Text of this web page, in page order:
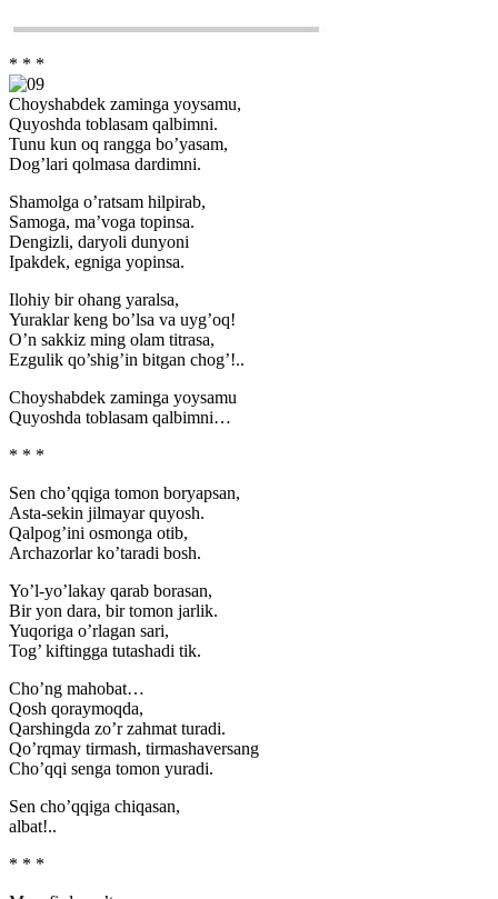
* * *
Choyshabdek zaminga yoysamu,
Quyoshda toblasam qalbimni.
Tunu kun oq rangga bo’yasam,
Dog’lari qolmasa dardimni.
Shamolga o’ratsam hilpirab,
Samoga, ma’voga topinsa.
Dengizli, daryoli dunyoni
Ipakdek, egniga yopinsa.
Ilohiy bir ohang yaralsa,
Yuraklar keng bo’lsa va uyg’oq!
O’n sakkiz ming olam titrasa,
Ezgulik qo’shig’in bitgan chog’!..
Choyshabdek zaminga yoysamu
Quyoshda toblasam qalbimni…
* * *
Sen cho’qqiga tomon boryapsan,
Asta-sekin jilmayar quyosh.
Qalpog’ini osmonga otib,
Archazorlar ko’taradi bosh.
Yo’l-yo’lakay qarab borasan,
Bir yon dara, bir tomon jarlik.
Yuqoriga o’rlagan sari,
Tog’ kiftingga tutashadi tik.
Cho’ng mahobat…
Qosh qoraymoqda,
Qarshingda zo’r zahmat turadi.
Qo’rqmay tirmash, tirmashaversang
Cho’qqi senga tomon yuradi.
Sen cho’qqiga chiqasan,
albat!..
* * *